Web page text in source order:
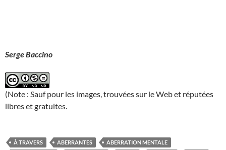
Serge Baccino
(Note : Sauf pour les images, trouvées sur le Web et réputées
libres et gratuites.
À TRAVERS ABERRANTES
ABERRATION MENTALE